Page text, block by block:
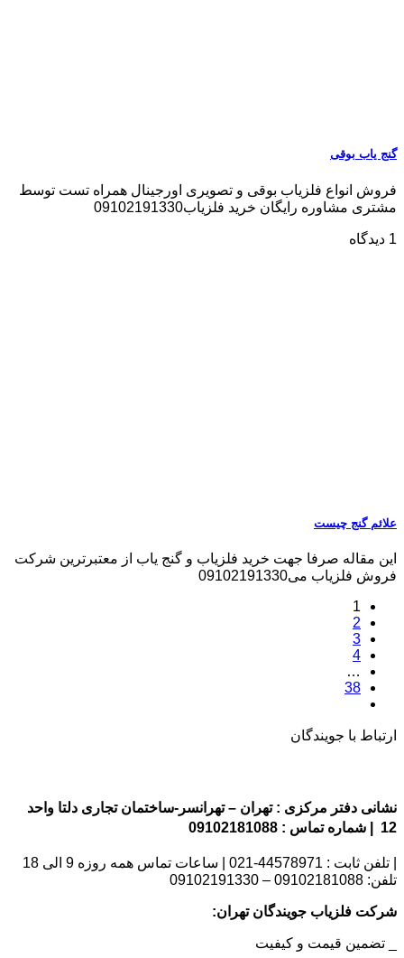
گنج یاب بوقی
فروش انواع فلزیاب بوقی و تصویری اورجینال همراه تست توسط
مشتری مشاوره رایگان خرید فلزیاب09102191330
1 دیدگاه
علائم گنج چیست
این مقاله صرفا جهت خرید فلزیاب و گنج یاب از معتبرترین شرکت
فروش فلزیاب می09102191330
1
2
3
4
…
38
ارتباط با جویندگان
نشانی دفتر مرکزی : تهران – تهرانسر-ساختمان تجاری دلتا واحد
12 | شماره تماس : 09102181088
| تلفن ثابت : 44578971-021 | ساعات تماس همه روزه 9 الی 18
تلفن: 09102181088 – 09102191330
شرکت فلزیاب جویندگان تهران:
_ تضمین قیمت و کیفیت